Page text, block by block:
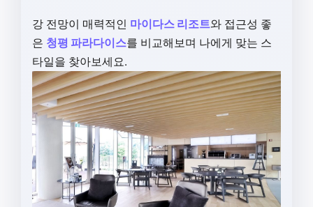
강 전망이 매력적인 마이다스 리조트와 접근성 좋
은 청평 파라다이스를 비교해보며 나에게 맞는 스
타일을 찾아보세요.